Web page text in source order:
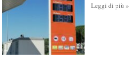
Leggi di più »